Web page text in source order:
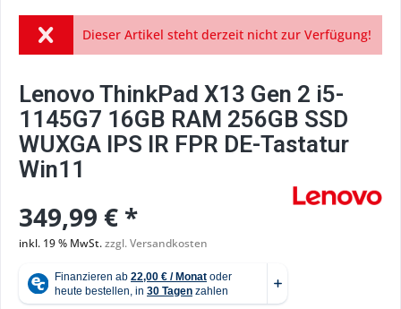
Dieser Artikel steht derzeit nicht zur Verfügung!
Lenovo ThinkPad X13 Gen 2 i5-
1145G7 16GB RAM 256GB SSD
WUXGA IPS IR FPR DE-Tastatur
Win11
349,99 € *
inkl. 19 % MwSt.zzgl. Versandkosten